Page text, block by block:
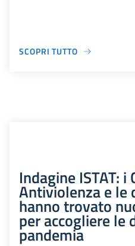
SCOPRI TUTTO
Indagine ISTAT: i
Antiviolenza e le
hanno trovato
per accogliere le
pandemia